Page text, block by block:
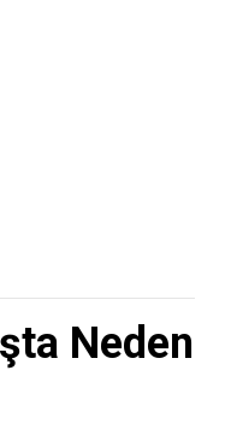
Neden